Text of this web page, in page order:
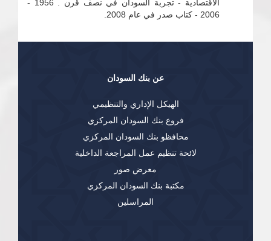
الاقتصادية - تجربة السودان في نصف قرن . 1956 -
2006 - كتاب صدر في عام 2008.
عن بنك السودان
الهيكل الإداري والتنظيمي
فروع بنك السودان المركزي
محافظو بنك السودان المركزي
لائحة تنظيم عمل المراجعة الداخلية
معرض صور
مكتبة بنك السودان المركزي
المراسلين